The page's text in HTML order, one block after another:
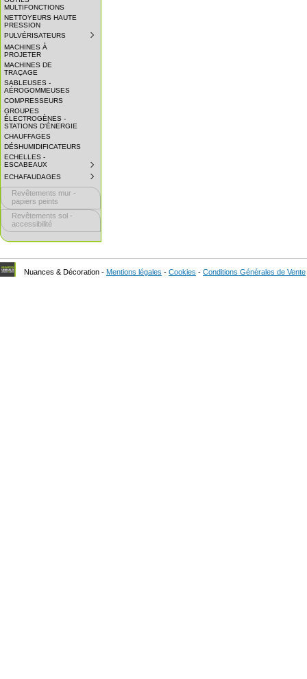
MULTIFONCTIONS
NETTOYEURS HAUTE
PRESSION
PULVÉRISATEURS
MACHINES À
PROJETER
MACHINES DE
TRAÇAGE
SABLEUSES -
AÉROGOMMEUSES
COMPRESSEURS
GROUPES
ÉLECTROGÈNES -
STATIONS D'ÉNERGIE
CHAUFFAGES
DÉSHUMIDIFICATEURS
ECHELLES -
ESCABEAUX
COLLAPSED.
CLICK
TO
EXPAND
ECHAFAUDAGES
COLLAPSED.
CLICK
EXPAND
SUBMENU.
Revêtements mur -
papiers peints
Revêtements sol -
accessibilité
Nuances & Décoration - Mentions légales - Cookies - Conditions Générales de Vente